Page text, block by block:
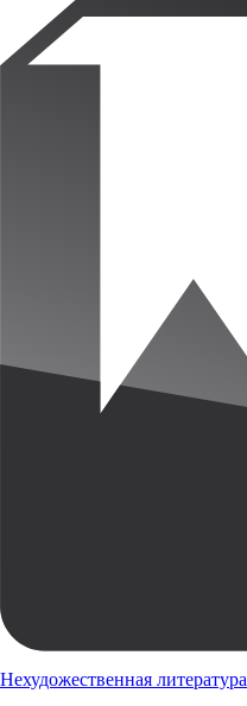
Нехудожественная литература